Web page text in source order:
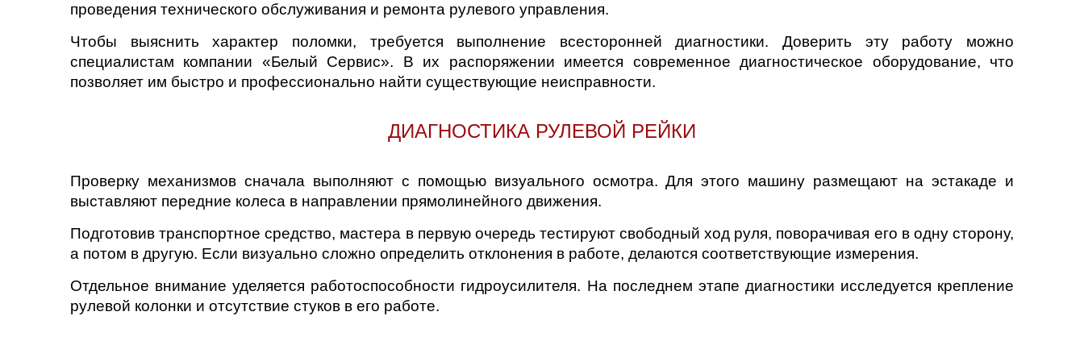
проведения технического обслуживания и ремонта рулевого управления.
Чтобы выяснить характер поломки, требуется выполнение всесторонней диагностики. Доверить эту работу можно
специалистам компании «Белый Сервис». В их распоряжении имеется современное диагностическое оборудование, что
позволяет им быстро и профессионально найти существующие неисправности.
ДИАГНОСТИКА РУЛЕВОЙ РЕЙКИ
Проверку механизмов сначала выполняют с помощью визуального осмотра. Для этого машину размещают на эстакаде и
выставляют передние колеса в направлении прямолинейного движения.
Подготовив транспортное средство, мастера в первую очередь тестируют свободный ход руля, поворачивая его в одну сторону,
а потом в другую. Если визуально сложно определить отклонения в работе, делаются соответствующие измерения.
Отдельное внимание уделяется работоспособности гидроусилителя. На последнем этапе диагностики исследуется крепление
рулевой колонки и отсутствие стуков в его работе.